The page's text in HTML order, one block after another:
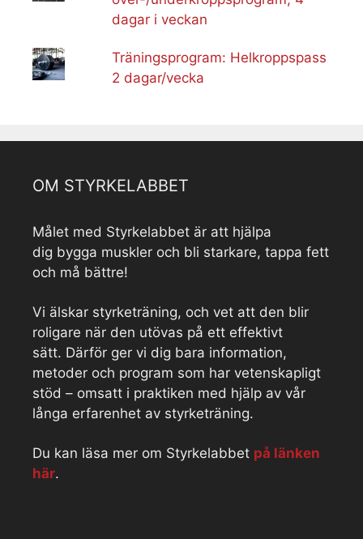
dagar i veckan
Träningsprogram: Helkroppspass
2 dagar/vecka
OM STYRKELABBET
Målet med Styrkelabbet är att hjälpa
dig bygga muskler och bli starkare, tappa fett
och må bättre!
Vi älskar styrketräning, och vet att den blir
roligare när den utövas på ett effektivt
sätt. Därför ger vi dig bara information,
metoder och program som har vetenskapligt
stöd – omsatt i praktiken med hjälp av vår
långa erfarenhet av styrketräning.
Du kan läsa mer om Styrkelabbet på länken
här.